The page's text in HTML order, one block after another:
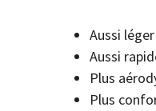
Aussi
Aussi
Plus
Plus